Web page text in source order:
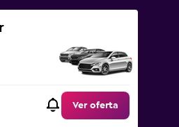
Ver oferta